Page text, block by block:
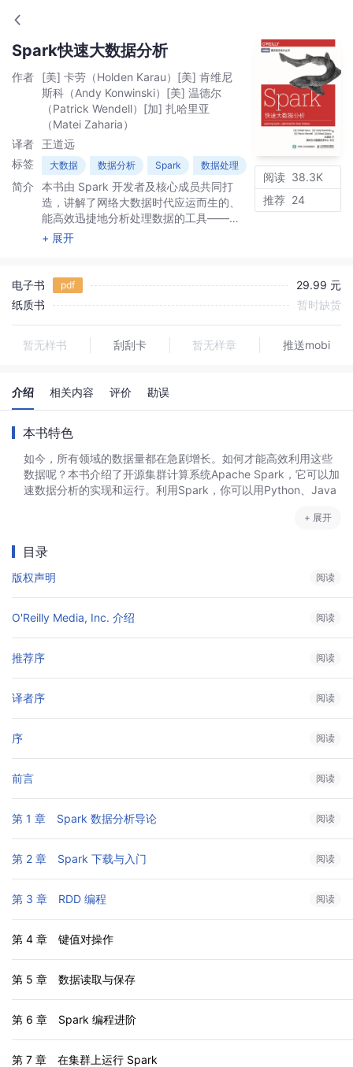
Spark快速大数据分析
作者
[美] 卡劳（Holden Karau）[美] 肯维尼
斯科（Andy Konwinski）[美] 温德尔
（Patrick Wendell）[加] 扎哈里亚
（Matei Zaharia）
译者
王道远
标签
大数据 数据分析 Spark 数据处理
简介
本书由 Spark 开发者及核心成员共同打
造，讲解了网络大数据时代应运而生的、
能高效迅捷地分析处理数据的工具——
Spark，它带领读者快速掌握用 Spark 收
区、数据本地化和自定义序列化等问题。
+ 展开
阅读 38.3K
推荐 24
电子书 pdf
29.99 元
纸质书
暂时缺货
暂无样书 刮刮卡 暂无样章 推送mobi
介绍 相关内容 评价 勘误
本书特色
如今，所有领域的数据量都在急剧增长。如何才能高效利用这些
数据呢？本书介绍了开源集群计算系统Apache Spark，它可以加
速数据分析的实现和运行。利用Spark，你可以用Python、Java
你能学到如何使用简短的代码实现复杂的并行作业，还能了解从
+ 展开
目录
版权声明 阅读
O'Reilly Media, Inc. 介绍 阅读
推荐序 阅读
译者序 阅读
序 阅读
前言 阅读
第 1 章　Spark 数据分析导论 阅读
第 2 章　Spark 下载与入门 阅读
第 3 章　RDD 编程 阅读
第 4 章　键值对操作
第 5 章　数据读取与保存
第 6 章　Spark 编程进阶
第 7 章　在集群上运行 Spark